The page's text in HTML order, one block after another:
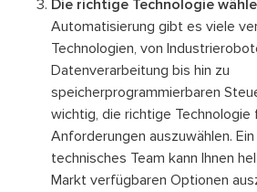
Die richtige Technologie
Automatisierung gibt es viele
Technologien, von
Datenverarbeitung bis hin zu
speicherprogrammierbaren
wichtig, die richtige Technologie
Anforderungen auszuwählen.
technisches Team kann Ihnen
Markt verfügbaren Optionen